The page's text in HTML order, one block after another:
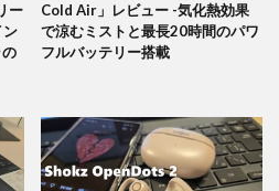
ー
ン
Cold Air」レビュー -気化熱効果
で涼むミストと最長20時間のパワ
フルバッテリー搭載